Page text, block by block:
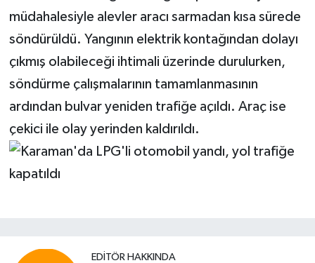
müdahalesiyle alevler aracı sarmadan kısa sürede
söndürüldü. Yangının elektrik kontağından dolayı
çıkmış olabileceği ihtimali üzerinde durulurken,
söndürme çalışmalarının tamamlanmasının
ardından bulvar yeniden trafiğe açıldı. Araç ise
çekici ile olay yerinden kaldırıldı.
EDITÖR HAKKINDA